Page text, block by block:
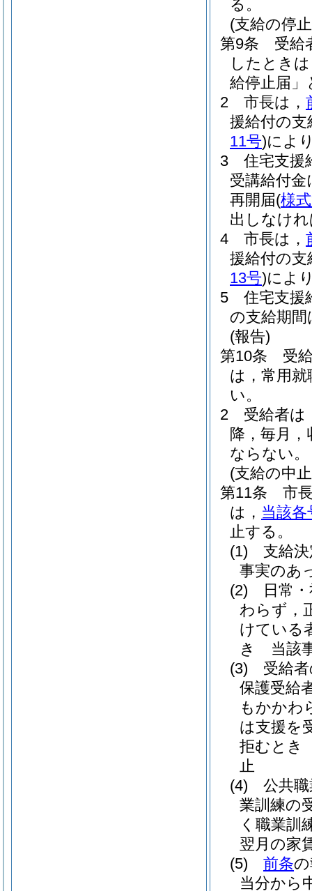
る。
(支給の停
第9条
受給
したとき
給停止届」
2
市長は，
援給付の支
11号)によ
3
住宅支援
受講給付
再開届(様
出しなけ
4
市長は，
援給付の支
13号)によ
5
住宅支援
の支給期間
(報告)
第10条
受
は，常用就
い。
2
受給者は
降，毎月
ならない。
(支給の中
第11条
市
は， 当該各
止する。
(1)
支給
事実のあ
(2)
日常
わらず，
けている
き 当該
(3)
受給
保護受給
もかかわ
は支援を
拒むとき
止
(4)
公共
業訓練の
く職業訓
翌月の家
(5)
前条
当分から